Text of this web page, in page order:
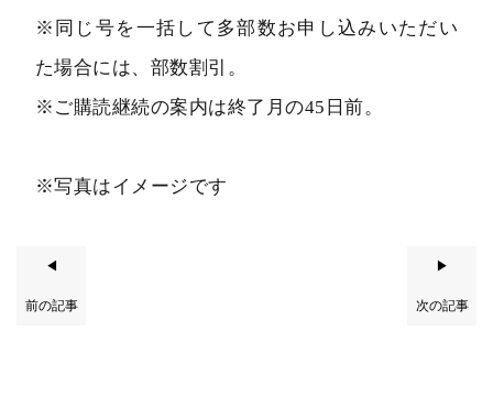
※同じ号を一括して多部数お申し込みいただい
た場合には、部数割引。
※ご購読継続の案内は終了月の45日前。
※写真はイメージです
◀
前の記事
▶
次の記事